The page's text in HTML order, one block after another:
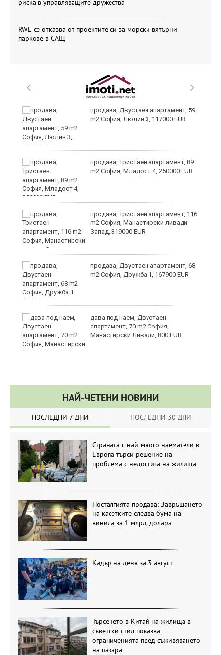
риска в управляващите дружества
RWE се отказва от проектите си за морски вятърни
паркове в САЩ
продава, Двустаен апартамент, 59
m2 София, Люлин 3, 117000 EUR
продава, Тристаен апартамент, 89
m2 София, Младост 4, 250000 EUR
продава, Тристаен апартамент, 116
m2 София, Манастирски ливади
Запад, 319000 EUR
продава, Двустаен апартамент, 68
m2 София, Дружба 1, 167900 EUR
дава под наем, Двустаен
апартамент, 70 m2 София,
Манастирски Ливади, 800 EUR
НАЙ-ЧЕТЕНИ НОВИНИ
ПОСЛЕДНИ 7 ДНИ ПОСЛЕДНИ 30 ДНИ
Страната с най-много наематели в
Европа търси решение на
проблема с недостига на жилища
Носталгията продава: Завръщането
на касетките следва бума на
винила за 1 млрд. долара
Кадър на деня за 3 август
Търсенето в Китай на жилища в
съветски стил показва
ограниченията пред съживяването
на пазара